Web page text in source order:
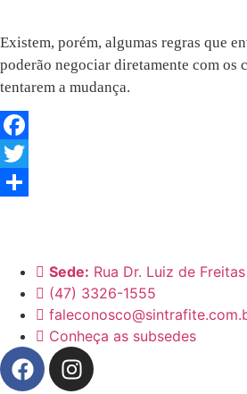
Existem, porém, algumas regras que
poderão negociar diretamente com os
tentarem a mudança.
Facebook
Twitter
Sede: Rua Dr. Luiz de
(47) 3326-1555
Conheça as subsedes